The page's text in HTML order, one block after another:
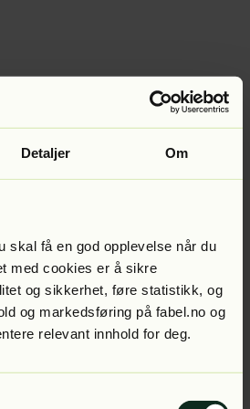
Detaljer Om
skal få en god opplevelse når du
med cookies er å sikre
og sikkerhet, føre statistikk, og
og markedsføring på fabel.no og
relevant innhold for deg.